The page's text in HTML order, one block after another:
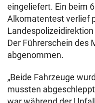
eingeliefert. Ein beim
Alkomatentest verlief
Der Führerschein des
abgenommen.
„Beide Fahrzeuge
mussten